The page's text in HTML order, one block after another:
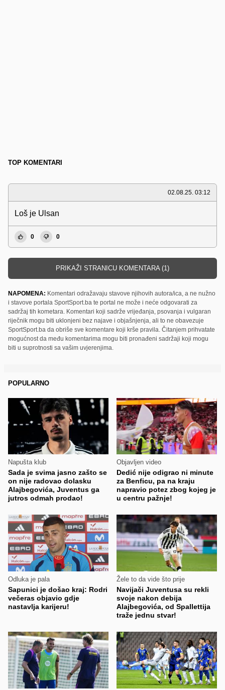
TOP KOMENTARI
02.08.25. 03:12
Loš je Ulsan
0 0
PRIKAŽI STRANICU KOMENTARA (1)
NAPOMENA: Komentari odražavaju stavove njihovih autora/ica, a ne nužno
i stavove portala SportSport.ba te portal ne može i neće odgovarati za
sadržaj tih kometara. Komentari koji sadrže vrijeđanja, psovanja i vulgaran
riječnik mogu biti uklonjeni bez najave i objašnjenja, ali to ne obavezuje
SportSport.ba da obriše sve komentare koji krše pravila. Čitanjem prihvatate
mogućnost da među komentarima mogu biti pronađeni sadržaji koji mogu
biti u suprotnosti sa vašim uvjerenjima.
POPULARNO
Napušta klub
Sada je svima jasno zašto se
on nije radovao dolasku
Alajbegovića, Juventus ga
jutros odmah prodao!
Objavljen video
Dedić nije odigrao ni minute
za Benficu, pa na kraju
napravio potez zbog kojeg je
u centru pažnje!
Odluka je pala
Sapunici je došao kraj: Rodri
večeras objavio gdje
nastavlja karijeru!
Žele to da vide što prije
Navijači Juventusa su rekli
svoje nakon debija
Alajbegovića, od Spallettija
traže jednu stvar!